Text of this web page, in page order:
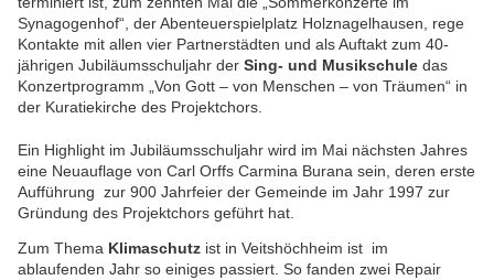
Synagogenhof“, der Abenteuerspielplatz Holznagelhausen, rege
Kontakte mit allen vier Partnerstädten und als Auftakt zum 40-
jährigen Jubiläumsschuljahr der Sing- und Musikschule das
Konzertprogramm „Von Gott – von Menschen – von Träumen“ in
der Kuratiekirche des Projektchors.
Ein Highlight im Jubiläumsschuljahr wird im Mai nächsten Jahres
eine Neuauflage von Carl Orffs Carmina Burana sein, deren erste
Aufführung zur 900 Jahrfeier der Gemeinde im Jahr 1997 zur
Gründung des Projektchors geführt hat.
Zum Thema Klimaschutz ist in Veitshöchheim ist im
ablaufenden Jahr so einiges passiert. So fanden zwei Repair